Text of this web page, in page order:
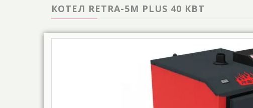
КОТЕЛ RETRA-5М PLUS 40 КВТ